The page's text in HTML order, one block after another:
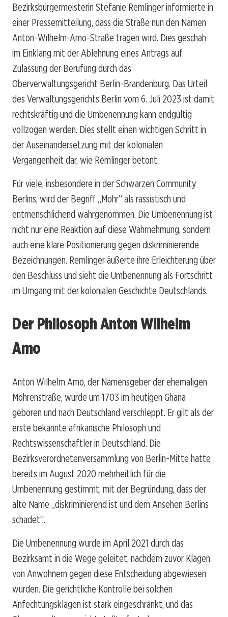
Bezirksbürgermeisterin Stefanie Remlinger informierte in
einer Pressemitteilung, dass die Straße nun den Namen
Anton-Wilhelm-Amo-Straße tragen wird. Dies geschah
im Einklang mit der Ablehnung eines Antrags auf
Zulassung der Berufung durch das
Oberverwaltungsgericht Berlin-Brandenburg. Das Urteil
des Verwaltungsgerichts Berlin vom 6. Juli 2023 ist damit
rechtskräftig und die Umbenennung kann endgültig
vollzogen werden. Dies stellt einen wichtigen Schritt in
der Auseinandersetzung mit der kolonialen
Vergangenheit dar, wie Remlinger betont.
Für viele, insbesondere in der Schwarzen Community
Berlins, wird der Begriff „Mohr“ als rassistisch und
entmenschlichend wahrgenommen. Die Umbenennung ist
nicht nur eine Reaktion auf diese Wahrnehmung, sondern
auch eine klare Positionierung gegen diskriminierende
Bezeichnungen. Remlinger äußerte ihre Erleichterung über
den Beschluss und sieht die Umbenennung als Fortschritt
im Umgang mit der kolonialen Geschichte Deutschlands.
Der Philosoph Anton Wilhelm
Amo
Anton Wilhelm Amo, der Namensgeber der ehemaligen
Mohrenstraße, wurde um 1703 im heutigen Ghana
geboren und nach Deutschland verschleppt. Er gilt als der
erste bekannte afrikanische Philosoph und
Rechtswissenschaftler in Deutschland. Die
Bezirksverordnetenversammlung von Berlin-Mitte hatte
bereits im August 2020 mehrheitlich für die
Umbenennung gestimmt, mit der Begründung, dass der
alte Name „diskriminierend ist und dem Ansehen Berlins
schadet“.
Die Umbenennung wurde im April 2021 durch das
Bezirksamt in die Wege geleitet, nachdem zuvor Klagen
von Anwohnern gegen diese Entscheidung abgewiesen
wurden. Die gerichtliche Kontrolle bei solchen
Anfechtungsklagen ist stark eingeschränkt, und das